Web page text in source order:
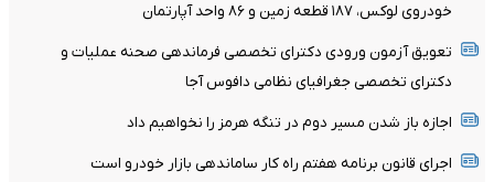
خودروی لوکس، ۱۸۷ قطعه زمین و ۸۶ واحد آپارتمان
تعویق آزمون ورودی دکترای تخصصی فرماندهی صحنه عملیات و
دکترای تخصصی جغرافیای نظامی دافوس آجا
اجازه باز شدن مسیر دوم در تنگه هرمز را نخواهیم داد
اجرای قانون برنامه هفتم راه کار ساماندهی بازار خودرو است